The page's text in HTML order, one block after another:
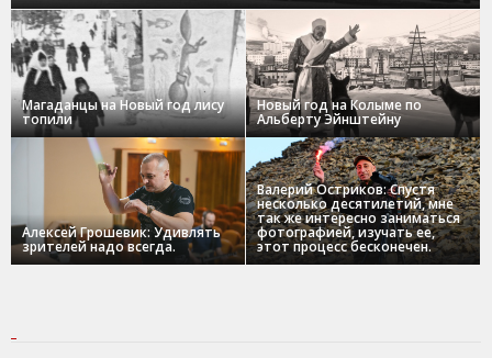
Магаданцы на Новый год лису
топили
Новый год на Колыме по
Альберту Эйнштейну
Алексей Грошевик: Удивлять
зрителей надо всегда.
Валерий Остриков: Спустя
несколько десятилетий, мне
так же интересно заниматься
фотографией, изучать ее,
этот процесс бесконечен.